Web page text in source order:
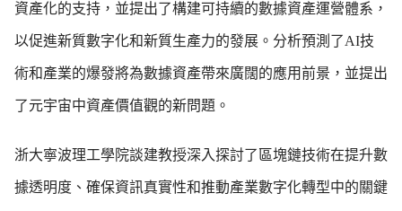
資產化的支持，並提出了構建可持續的數據資產運營體系，
以促進新質數字化和新質生產力的發展。分析預測了AI技
術和產業的爆發將為數據資產帶來廣闊的應用前景，並提出
了元宇宙中資產價值觀的新問題。
浙大寧波理工學院談建教授深入探討了區塊鏈技術在提升數
據透明度、確保資訊真實性和推動產業數字化轉型中的關鍵